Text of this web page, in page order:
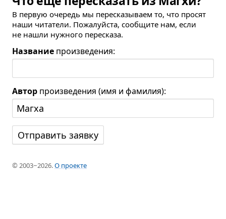
В первую очередь мы пересказываем то, что просят
наши читатели. Пожалуйста, сообщите нам, если
не нашли нужного пересказа.
Название произведения:
Автор произведения (имя и фамилия):
© 2003−2026.О проекте